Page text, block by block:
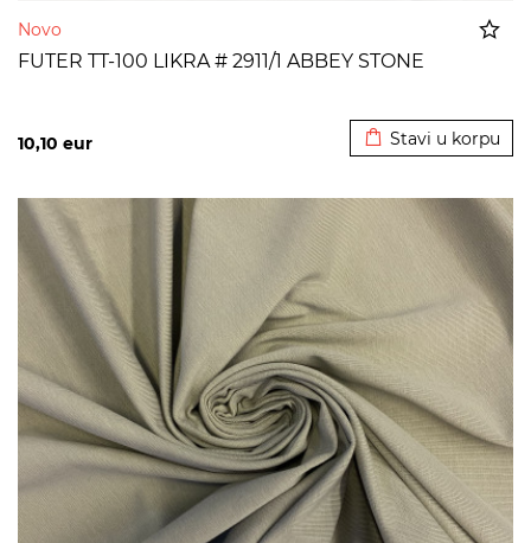
Novo
FUTER TT-100 LIKRA # 2911/1 ABBEY STONE
10,10 eur Stavi u korpu